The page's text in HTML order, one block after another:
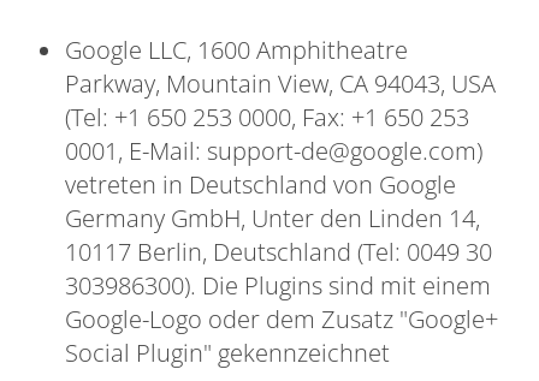
Google LLC, 1600 Amphitheatre
Parkway, Mountain View, CA 94043, USA
(Tel: +1 650 253 0000, Fax: +1 650 253
0001, E-Mail: support-de@google.com)
vetreten in Deutschland von Google
Germany GmbH, Unter den Linden 14,
10117 Berlin, Deutschland (Tel: 0049 30
303986300). Die Plugins sind mit einem
Google-Logo oder dem Zusatz "Google+
Social Plugin" gekennzeichnet